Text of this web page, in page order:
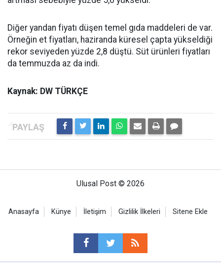
Diğer yandan fiyatı düşen temel gıda maddeleri de var.
Örneğin et fiyatları, haziranda küresel çapta yükseldiği
rekor seviyeden yüzde 2,8 düştü. Süt ürünleri fiyatları
da temmuzda az da indi.
Kaynak: DW TÜRKÇE
Ulusal Post © 2026
Anasayfa Künye İletişim Gizlilik İlkeleri Sitene Ekle